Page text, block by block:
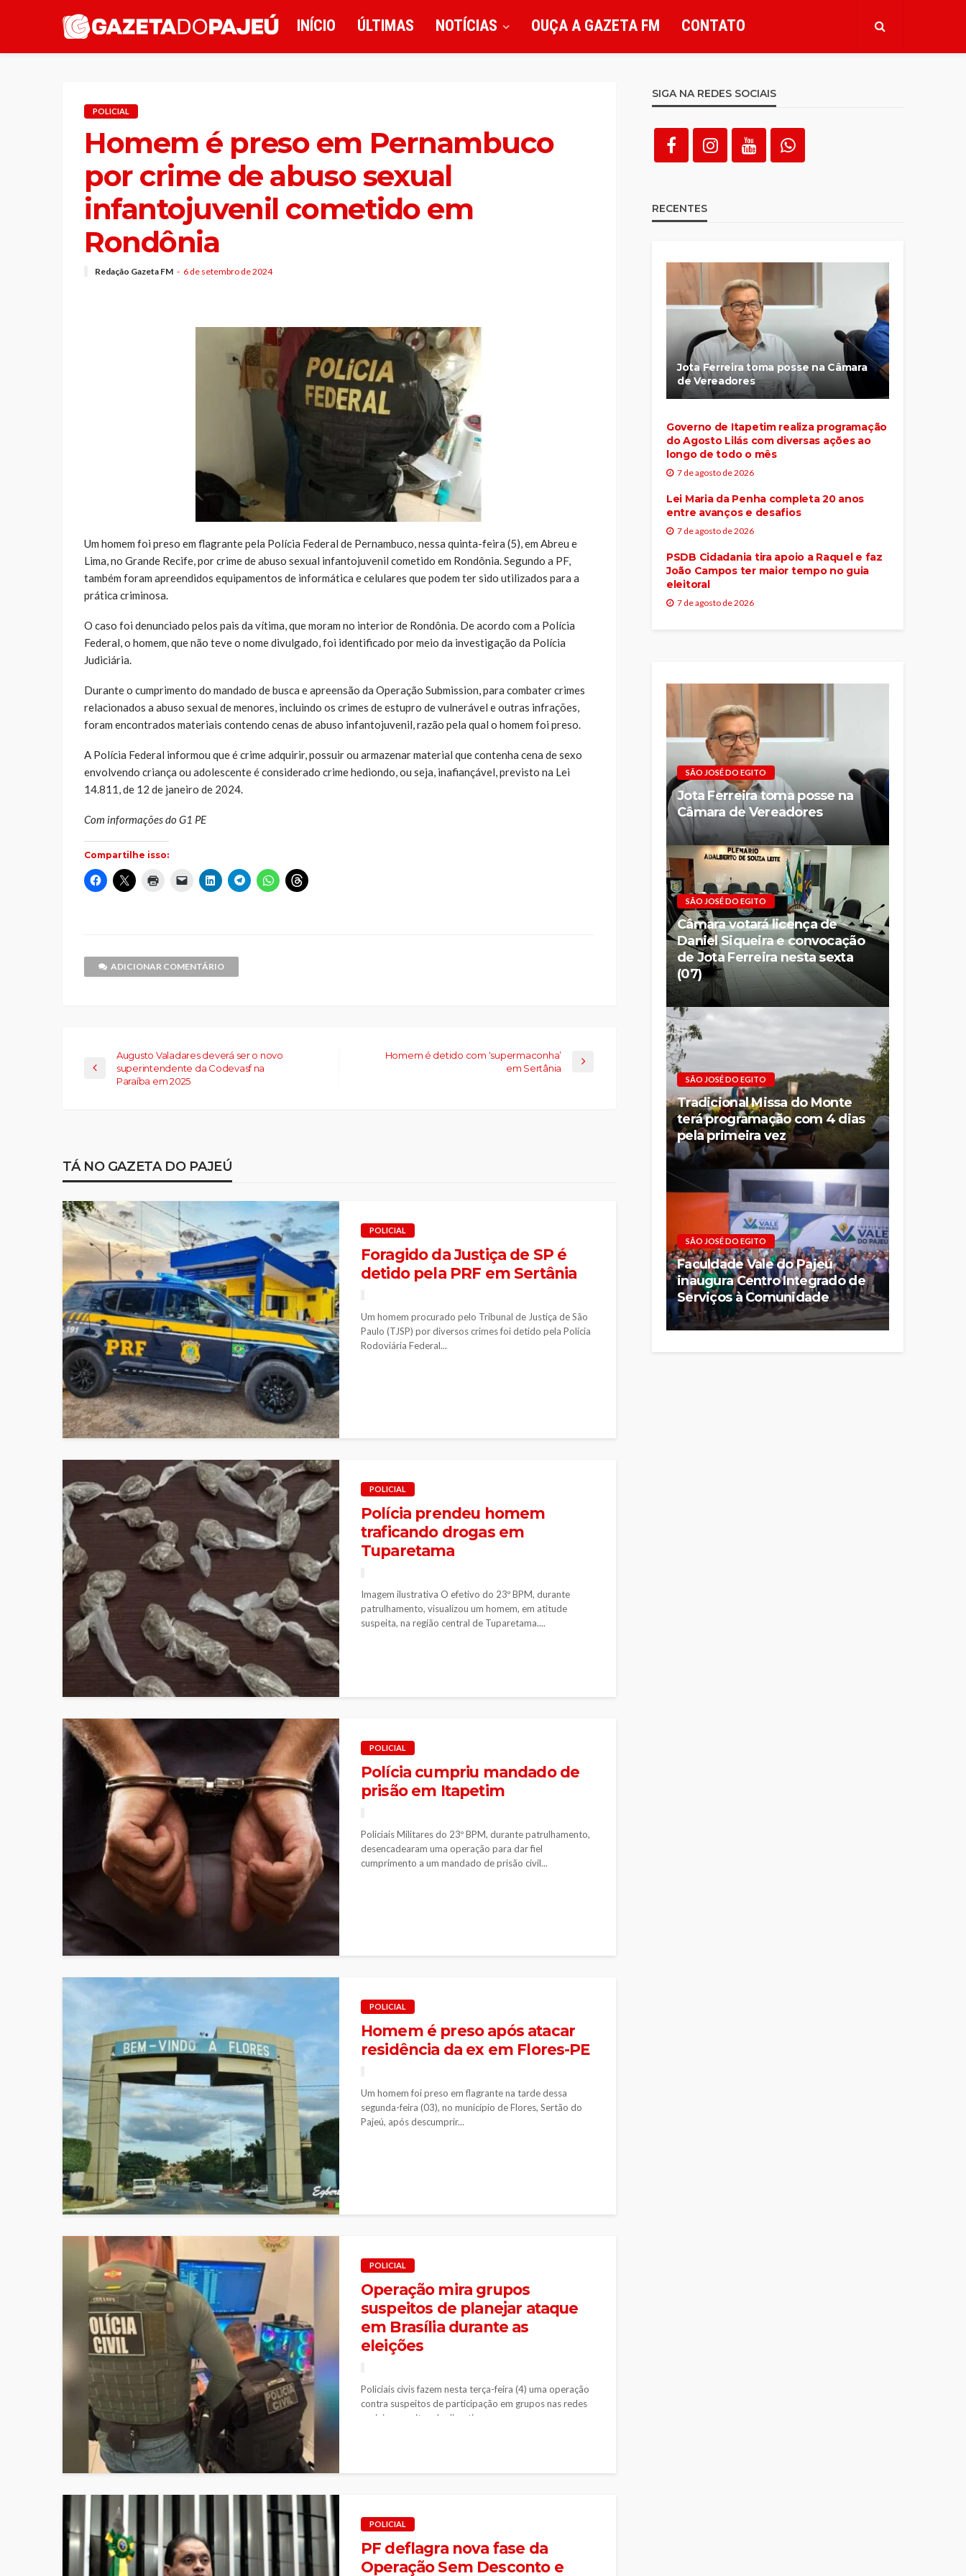
INÍCIO ÚLTIMAS NOTÍCIAS OUÇA A GAZETA FM CONTATO
POLICIAL
Homem é preso em Pernambuco
por crime de abuso sexual
infantojuvenil cometido em
Rondônia
Redação Gazeta FM 6 de setembro de 2024
Um homem foi preso em flagrante pela Polícia Federal de Pernambuco, nessa quinta-feira (5), em Abreu e
Lima, no Grande Recife, por crime de abuso sexual infantojuvenil cometido em Rondônia. Segundo a PF,
também foram apreendidos equipamentos de informática e celulares que podem ter sido utilizados para a
prática criminosa.
O caso foi denunciado pelos pais da vítima, que moram no interior de Rondônia. De acordo com a Polícia
Federal, o homem, que não teve o nome divulgado, foi identificado por meio da investigação da Polícia
Judiciária.
Durante o cumprimento do mandado de busca e apreensão da Operação Submission, para combater crimes
relacionados a abuso sexual de menores, incluindo os crimes de estupro de vulnerável e outras infrações,
foram encontrados materiais contendo cenas de abuso infantojuvenil, razão pela qual o homem foi preso.
A Polícia Federal informou que é crime adquirir, possuir ou armazenar material que contenha cena de sexo
envolvendo criança ou adolescente é considerado crime hediondo, ou seja, inafiançável, previsto na Lei
14.811, de 12 de janeiro de 2024.
Com informações do G1 PE
Compartilhe isso:
Clique
para
Clique
para
Clique
para
Clique
para
um
amigo(abre
em
Clique
para
Clique
para
Clique
para
Clique
para
ADICIONAR COMENTÁRIO
Augusto Valadares deverá ser o novo
superintendente da Codevasf na
Paraíba em 2025
Homem é detido com ‘supermaconha’
em Sertânia
TÁ NO GAZETA DO PAJEÚ
POLICIAL
Foragido da Justiça de SP é
detido pela PRF em Sertânia
Um homem procurado pelo Tribunal de Justiça de São
Paulo (TJSP) por diversos crimes foi detido pela Polícia
Rodoviária Federal...
POLICIAL
Polícia prendeu homem
traficando drogas em
Tuparetama
Imagem ilustrativa O efetivo do 23º BPM, durante
patrulhamento, visualizou um homem, em atitude
suspeita, na região central de Tuparetama....
POLICIAL
Polícia cumpriu mandado de
prisão em Itapetim
Policiais Militares do 23º BPM, durante patrulhamento,
desencadearam uma operação para dar fiel
cumprimento a um mandado de prisão civil...
POLICIAL
Homem é preso após atacar
residência da ex em Flores-PE
Um homem foi preso em flagrante na tarde dessa
segunda-feira (03), no município de Flores, Sertão do
Pajeú, após descumprir...
POLICIAL
Operação mira grupos
suspeitos de planejar ataque
em Brasília durante as
eleições
Policiais civis fazem nesta terça-feira (4) uma operação
contra suspeitos de participação em grupos nas redes
sociais suspeitos de discutir...
POLICIAL
PF deflagra nova fase da
Operação Sem Desconto e
SIGA NA REDES SOCIAIS
RECENTES
Jota Ferreira toma posse na Câmara
de Vereadores
Governo de Itapetim realiza programação
do Agosto Lilás com diversas ações ao
longo de todo o mês
7 de agosto de 2026
Lei Maria da Penha completa 20 anos
entre avanços e desafios
7 de agosto de 2026
PSDB Cidadania tira apoio a Raquel e faz
João Campos ter maior tempo no guia
eleitoral
7 de agosto de 2026
SÃO JOSÉ DO EGITO
Jota Ferreira toma posse na
Câmara de Vereadores
SÃO JOSÉ DO EGITO
Câmara votará licença de
Daniel Siqueira e convocação
de Jota Ferreira nesta sexta
(07)
SÃO JOSÉ DO EGITO
Tradicional Missa do Monte
terá programação com 4 dias
pela primeira vez
SÃO JOSÉ DO EGITO
Faculdade Vale do Pajeú
inaugura Centro Integrado de
Serviços à Comunidade